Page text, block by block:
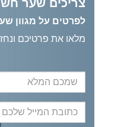
צריכים שער
לפרטים על מגוון
מלאו את פרטיכם
שמכם
המלא
כתובת
המייל